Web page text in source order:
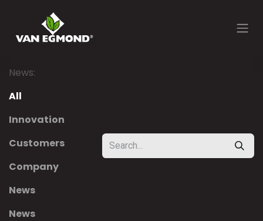
News:
All
Innovation
Customers
Company
News
News